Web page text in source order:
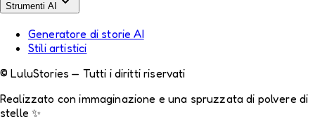
Strumenti AI
Generatore di storie AI
Stili artistici
© LuluStories — Tutti i diritti riservati
Realizzato con immaginazione e una spruzzata di polvere di
stelle ✨